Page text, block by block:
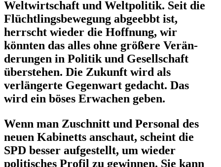
Weltwirt­schaft und Weltpo­litik. Seit die
Flücht­lings­be­wegung abgeebbt ist,
herrscht wieder die Hoffnung, wir
könnten das alles ohne größere Verän­
de­rungen in Politik und Gesell­schaft
überstehen. Die Zukunft wird als
verlän­gerte Gegenwart gedacht. Das
wird ein böses Erwachen geben.
Wenn man Zuschnitt und Personal des
neuen Kabinetts anschaut, scheint die
SPD besser aufge­stellt, um wieder
politi­sches Profil zu gewinnen. Sie kann